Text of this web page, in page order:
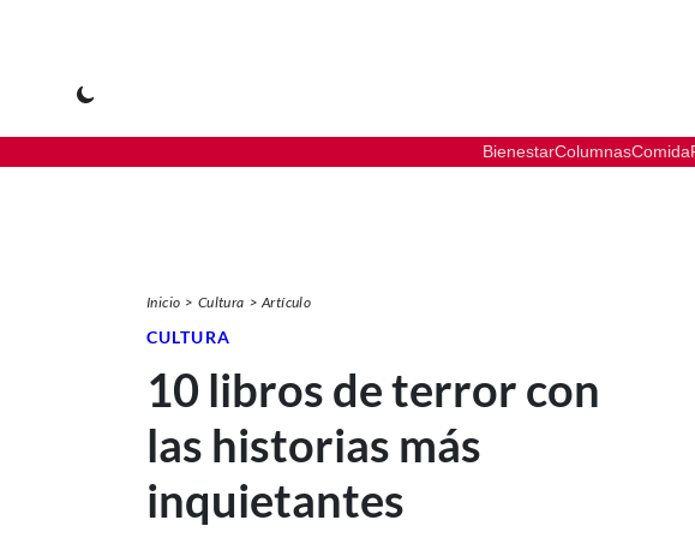
BienestarColumnasComida
Inicio Cultura Artículo
CULTURA
10 libros de terror con
las historias más
inquietantes